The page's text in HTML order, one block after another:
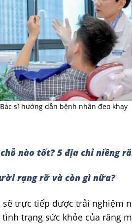
Bác sĩ hướng dẫn bệnh nhân đeo khay
nào tốt? 5 địa chỉ niềng
rạng rỡ và còn gì nữa?
trực tiếp được trải nghiệm
trạng sức khỏe của răng